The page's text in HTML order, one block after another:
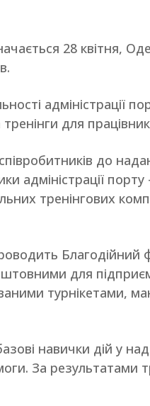
28 квітня,
адміністрації
для
до
адміністрації
тренінгових
для
турнікетами,
навички дій у
За результатами